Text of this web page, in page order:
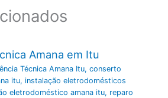
Amana em Itu
Técnica Amana Itu, conserto
itu, instalação eletrodomésticos
eletrodoméstico amana itu, reparo